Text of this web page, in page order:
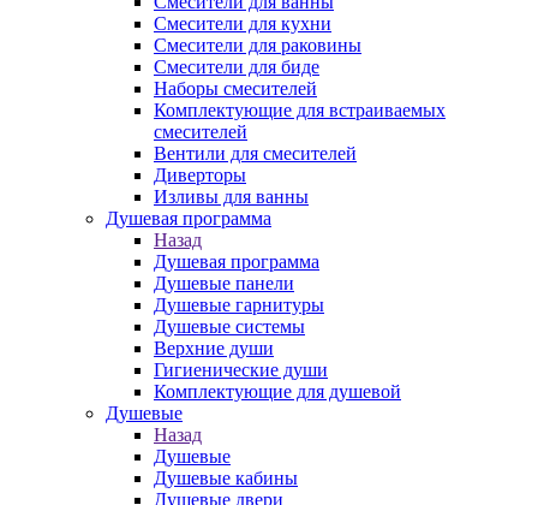
Смесители для кухни
Смесители для раковины
Смесители для биде
Наборы смесителей
Комплектующие для встраиваемых
смесителей
Вентили для смесителей
Диверторы
Изливы для ванны
Душевая программа
Назад
Душевая программа
Душевые панели
Душевые гарнитуры
Душевые системы
Верхние души
Гигиенические души
Комплектующие для душевой
Душевые
Назад
Душевые
Душевые кабины
Душевые двери